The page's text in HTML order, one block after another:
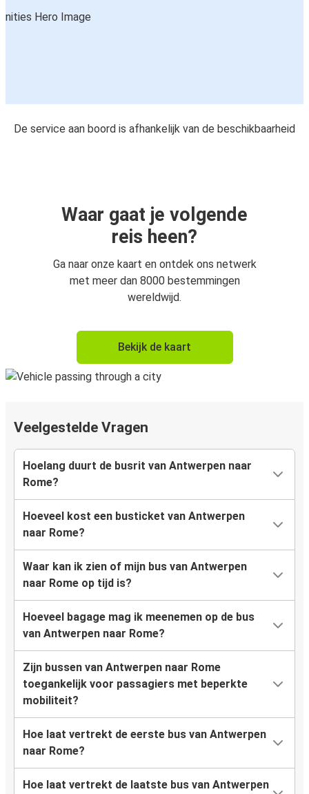
De service aan boord is afhankelijk van de beschikbaarheid
Waar gaat je volgende
reis heen?
Ga naar onze kaart en ontdek ons netwerk
met meer dan 8000 bestemmingen
wereldwijd.
Bekijk de kaart
Veelgestelde Vragen
Hoelang duurt de busrit van Antwerpen naar
Rome?
Hoeveel kost een busticket van Antwerpen
naar Rome?
Waar kan ik zien of mijn bus van Antwerpen
naar Rome op tijd is?
Hoeveel bagage mag ik meenemen op de bus
van Antwerpen naar Rome?
Zijn bussen van Antwerpen naar Rome
toegankelijk voor passagiers met beperkte
mobiliteit?
Hoe laat vertrekt de eerste bus van Antwerpen
naar Rome?
Hoe laat vertrekt de laatste bus van Antwerpen